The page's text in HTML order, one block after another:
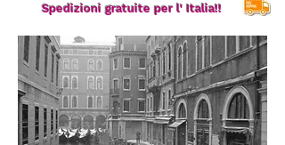
Spedizioni gratuite per l' Italia!!